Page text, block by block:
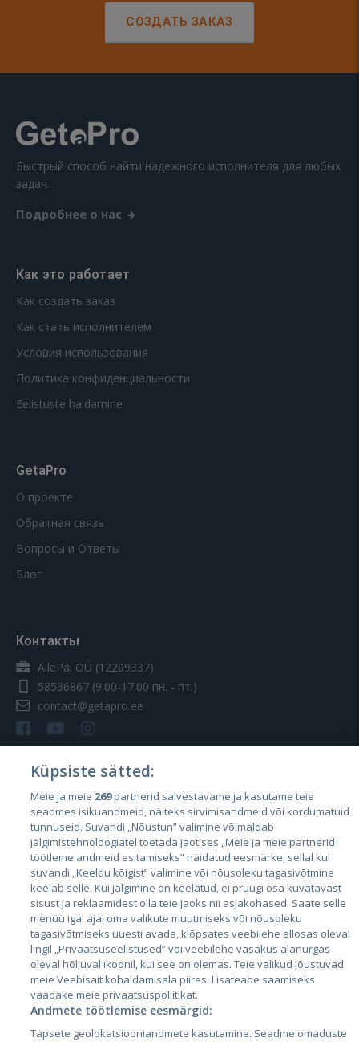
СОЗДАТЬ ЗАКАЗ
Быстрый способ найти надежного исполнителя для любых
задач.
Подробнее о нас
Как это работает
Как создать заказ
Как стать исполнителем
Условия использования
Политика конфиденциальности
Eelistuste haldamine
GetaPro
О проекте
Обратная связь
Вопросы и Ответы
Блог
Контакты
AllePal OÜ (12209337)
58536867 (9:00-17:00 пн. - пт.)
contact@getapro.ee
Страны
Эстония
Латвия
Литва
City24.lv
CVbankas.lt
Küpsiste sätted:
Meie ja meie 269partnerid salvestavame ja kasutame teie
seadmes isikuandmeid, näiteks sirvimisandmeid või kordumatuid
tunnuseid. Suvandi „Nõustun” valimine võimaldab
jälgimistehnoloogiatel toetada jaotises „Meie ja meie partnerid
töötleme andmeid esitamiseks” näidatud eesmärke, sellal kui
suvandi „Keeldu kõigist” valimine või nõusoleku tagasivõtmine
keelab selle. Kui jälgimine on keelatud, ei pruugi osa kuvatavast
sisust ja reklaamidest olla teie jaoks nii asjakohased. Saate selle
menüü igal ajal oma valikute muutmiseks või nõusoleku
tagasivõtmiseks uuesti avada, klõpsates veebilehe allosas oleval
lingil „Privaatsuseelistused” või veebilehe vasakus alanurgas
oleval hõljuval ikoonil, kui see on olemas. Teie valikud jõustuvad
meie Veebisait kohaldamisala piires. Lisateabe saamiseks
vaadake meie privaatsuspoliitikat.
Andmete töötlemise eesmärgid:
Täpsete geolokatsiooniandmete kasutamine. Seadme omaduste